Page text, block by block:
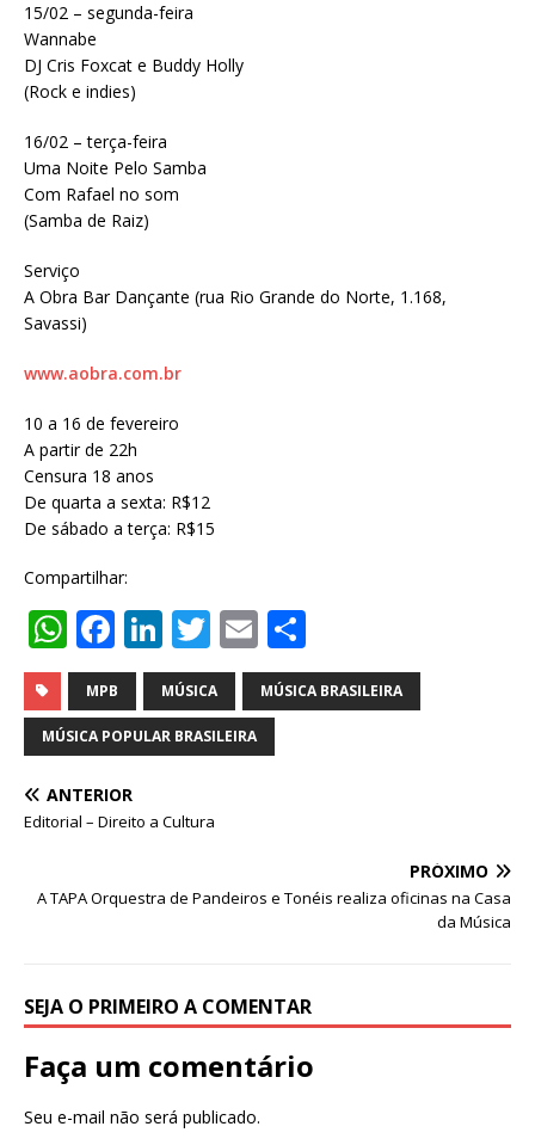
15/02 – segunda-feira
Wannabe
DJ Cris Foxcat e Buddy Holly
(Rock e indies)
16/02 – terça-feira
Uma Noite Pelo Samba
Com Rafael no som
(Samba de Raiz)
Serviço
A Obra Bar Dançante (rua Rio Grande do Norte, 1.168,
Savassi)
www.aobra.com.br
10 a 16 de fevereiro
A partir de 22h
Censura 18 anos
De quarta a sexta: R$12
De sábado a terça: R$15
Compartilhar:
W
h
at
s
A
p
F
a
c
e
b
o
k
Li
n
k
e
n
T
w
it
te
E
m
ai
l
h
ar
MPB MÚSICA MÚSICA BRASILEIRA
MÚSICA POPULAR BRASILEIRA
ANTERIOR
Editorial – Direito a Cultura
PRÓXIMO
A TAPA Orquestra de Pandeiros e Tonéis realiza oficinas na Casa
da Música
SEJA O PRIMEIRO A COMENTAR
Faça um comentário
Seu e-mail não será publicado.